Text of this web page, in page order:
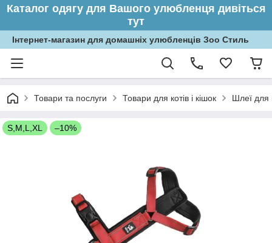
Каталог одягу для Вашого улюбленця дивіться
тут
Інтернет-магазин для домашніх улюбленців Зоо Стиль
Товари та послуги Товари для котів і кішок Шлеї для
S,M,L,XL –10%